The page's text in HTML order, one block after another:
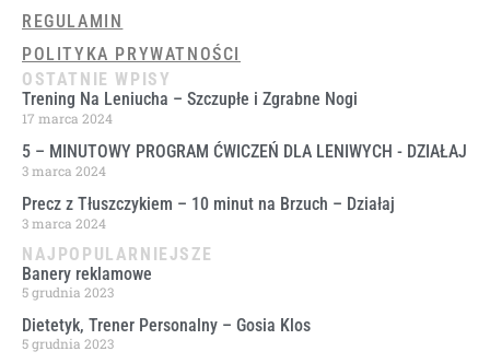
REGULAMIN
POLITYKA PRYWATNOŚCI
OSTATNIE WPISY
Trening Na Leniucha – Szczupłe i Zgrabne Nogi
17 marca 2024
5 – MINUTOWY PROGRAM ĆWICZEŃ DLA LENIWYCH ​- DZIAŁAJ
3 marca 2024
Precz z Tłuszczykiem – 10 minut na Brzuch – Działaj
3 marca 2024
NAJPOPULARNIEJSZE
Banery reklamowe
5 grudnia 2023
Dietetyk, Trener Personalny – Gosia Klos
5 grudnia 2023